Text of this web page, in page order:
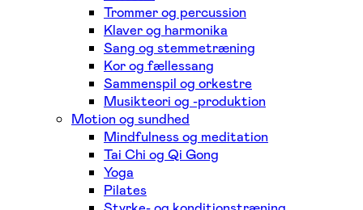
Trommer og percussion
Klaver og harmonika
Sang og stemmetræning
Kor og fællessang
Sammenspil og orkestre
Musikteori og -produktion
Motion og sundhed
Mindfulness og meditation
Tai Chi og Qi Gong
Yoga
Pilates